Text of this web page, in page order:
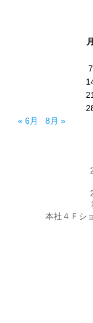
月
7
« 6月
8月 »
本社４Ｆシ